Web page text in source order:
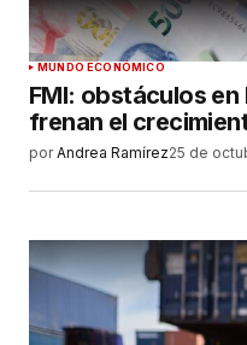
MUNDO ECONÓMICO
FMI: obstáculos
frenan el
por Andrea Ramírez25 de